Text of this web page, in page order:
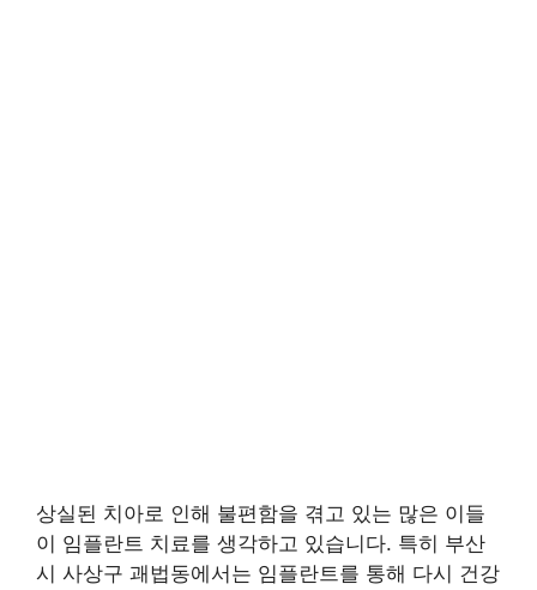
상실된 치아로 인해 불편함을 겪고 있는 많은 이들
이 임플란트 치료를 생각하고 있습니다. 특히 부산
시 사상구 괘법동에서는 임플란트를 통해 다시 건강